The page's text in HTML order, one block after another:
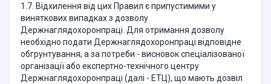
1.7. Відхилення від цих Правил є припустимими у
виняткових випадках з дозволу
Держнаглядохоронпраці. Для отримання дозволу
необхідно подати Держнаглядохоронпраці відповідне
обгрунтування, а за потреби - висновок спеціалізованої
організації або експертно-технічного центру
Держнаглядохоронпраці (далі - ЕТЦ), що мають дозвіл